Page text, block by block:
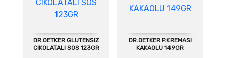
DR.OETKER GLUTENSIZ
CIKOLATALI SOS 123GR
DR.OETKER P.KREMASI
KAKAOLU 149GR